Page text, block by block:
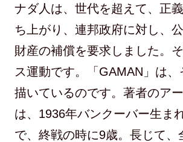
ナダ人は、世代を超えて、正
ち上がり、連邦政府に対し、
財産の補償を要求しました。
ス運動です。「GAMAN」は、
描いているのです。著者のア
は、1936年バンクーバー生ま
で、終戦の時に9歳。長じて、